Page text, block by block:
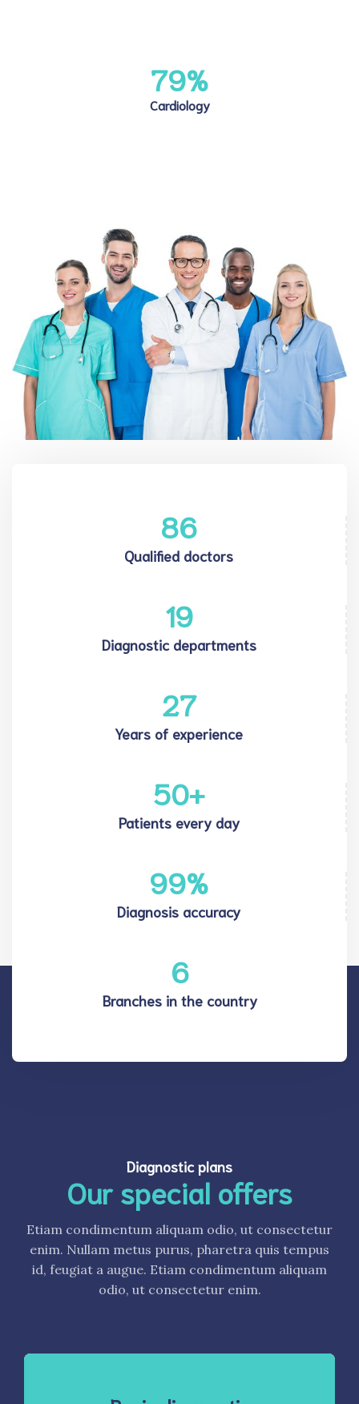
79%
Cardiology
86
Qualified doctors
19
Diagnostic departments
27
Years of experience
50+
Patients every day
99%
Diagnosis accuracy
6
Branches in the country
Diagnostic plans
Our special offers
Etiam condimentum aliquam odio, ut consectetur
enim. Nullam metus purus, pharetra quis tempus
id, feugiat a augue. Etiam condimentum aliquam
odio, ut consectetur enim.